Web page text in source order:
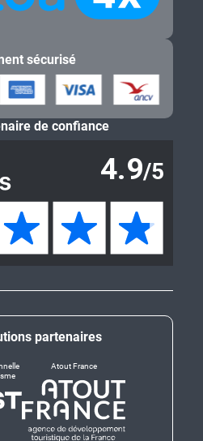
partenaires
Atout France
sécurisé
de confiance